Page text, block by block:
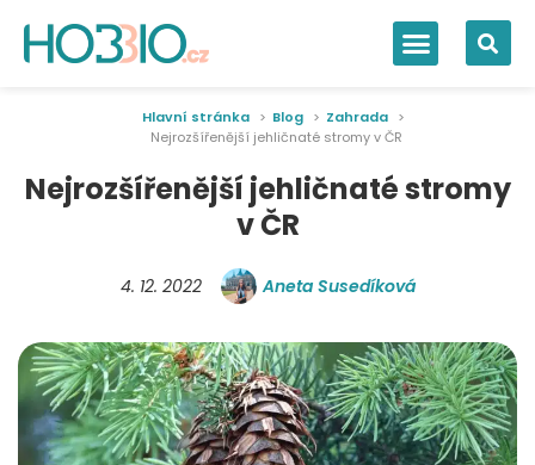
Hlavní stránka Blog
Zahrada
Nejrozšířenější jehličnaté stromy v ČR
Nejrozšířenější jehličnaté stromy
v ČR
4. 12. 2022 Aneta Susedíková